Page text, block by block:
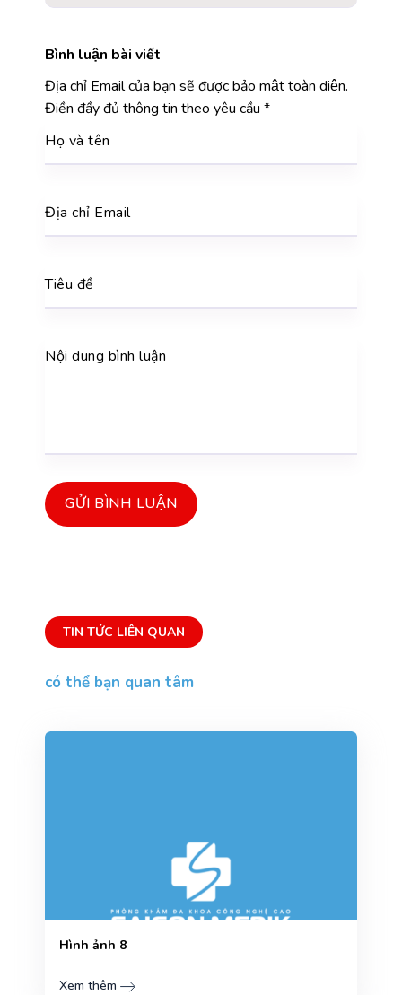
Bình luận bài viết
Địa chỉ Email của bạn sẽ được bảo mật toàn diện.
Điền đầy đủ thông tin theo yêu cầu *
Họ và tên
Địa chỉ Email
Tiêu đề
Nội dung bình luận
GỬI BÌNH LUẬN
TIN TỨC LIÊN QUAN
có thể bạn quan tâm
Hình ảnh 8
Xem thêm